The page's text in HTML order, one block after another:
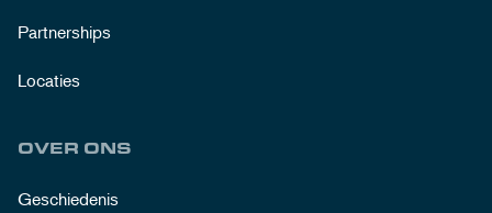
Partnerships
Locaties
OVER ONS
Geschiedenis